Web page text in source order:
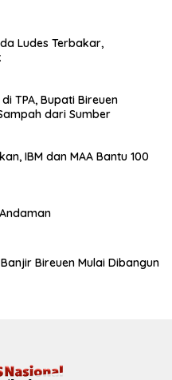
Ludes Terbakar,
TPA, Bupati Bireuen
dari Sumber
IBM dan MAA Bantu 100
Bireuen Mulai Dibangun